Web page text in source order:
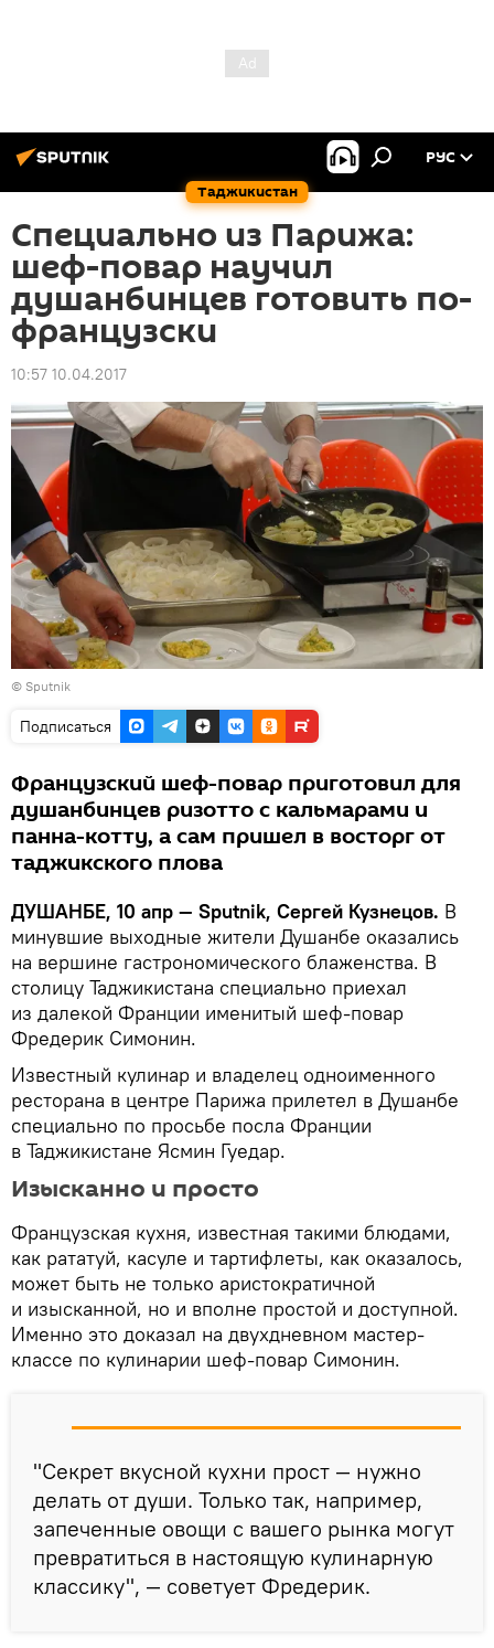
Таджикистан
РУС
Специально из Парижа:
шеф-повар научил
душанбинцев готовить по-
французски
10:57 10.04.2017
© Sputnik
Подписаться
Французский шеф-повар приготовил для
душанбинцев ризотто с кальмарами и
панна-котту, а сам пришел в восторг от
таджикского плова
ДУШАНБЕ, 10 апр — Sputnik, Сергей Кузнецов. В
минувшие выходные жители Душанбе оказались
на вершине гастрономического блаженства. В
столицу Таджикистана специально приехал
из далекой Франции именитый шеф-повар
Фредерик Симонин.
Известный кулинар и владелец одноименного
ресторана в центре Парижа прилетел в Душанбе
специально по просьбе посла Франции
в Таджикистане Ясмин Гуедар.
Изысканно и просто
Французская кухня, известная такими блюдами,
как рататуй, касуле и тартифлеты, как оказалось,
может быть не только аристократичной
и изысканной, но и вполне простой и доступной.
Именно это доказал на двухдневном мастер-
классе по кулинарии шеф-повар Симонин.
"Секрет вкусной кухни прост — нужно
делать от души. Только так, например,
запеченные овощи с вашего рынка могут
превратиться в настоящую кулинарную
классику", — советует Фредерик.